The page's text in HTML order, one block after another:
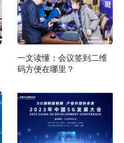
一文读懂：会议签到二维
码方便在哪里？